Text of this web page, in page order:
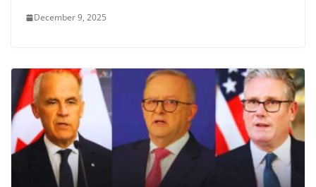
December 9, 2025